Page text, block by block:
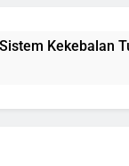
Kekebalan